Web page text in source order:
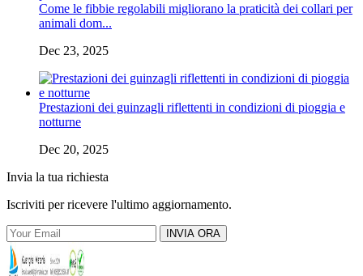
Come le fibbie regolabili migliorano la praticità dei collari per
animali dom...
Dec 23, 2025
Prestazioni dei guinzagli riflettenti in condizioni di pioggia e
notturne
Dec 20, 2025
Invia la tua richiesta
Iscriviti per ricevere l'ultimo aggiornamento.
INVIA ORA